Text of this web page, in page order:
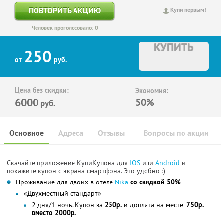
Купи первым!
ПОВТОРИТЬ АКЦИЮ
Человек проголосовало: 0
от 250 руб.
КУПИТЬ
Цена без скидки:
6000 руб.
Экономия:
50%
Основное Отзывы Вопросы по акции
Адреса
Скачайте приложение КупиКупона для IOS или Android и
покажите купон с экрана смартфона. Это удобно :)
Проживание для двоих в отеле Nika со скидкой 50%
«Двухместный стандарт»
2 дня/1 ночь. Купон за 250р. и доплата на месте: 750р.
вместо 2000р.